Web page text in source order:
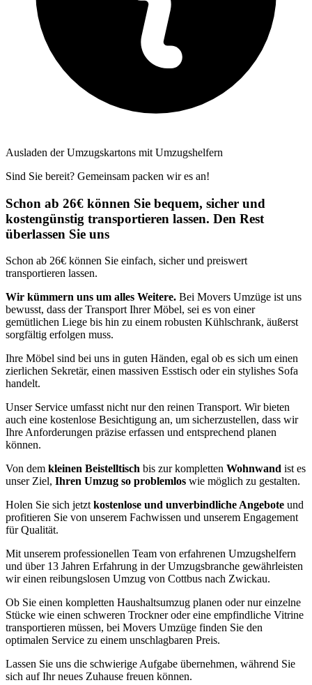
Ausladen der Umzugskartons mit Umzugshelfern
Sind Sie bereit? Gemeinsam packen wir es an!
Schon ab 26€ können Sie bequem, sicher und
kostengünstig transportieren lassen. Den Rest
überlassen Sie uns
Schon ab 26€ können Sie einfach, sicher und preiswert
transportieren lassen.
Wir kümmern uns um alles Weitere. Bei Movers Umzüge ist uns
bewusst, dass der Transport Ihrer Möbel, sei es von einer
gemütlichen Liege bis hin zu einem robusten Kühlschrank, äußerst
sorgfältig erfolgen muss.
Ihre Möbel sind bei uns in guten Händen, egal ob es sich um einen
zierlichen Sekretär, einen massiven Esstisch oder ein stylishes Sofa
handelt.
Unser Service umfasst nicht nur den reinen Transport. Wir bieten
auch eine kostenlose Besichtigung an, um sicherzustellen, dass wir
Ihre Anforderungen präzise erfassen und entsprechend planen
können.
Von dem kleinen Beistelltisch bis zur kompletten Wohnwand ist es
unser Ziel, Ihren Umzug so problemlos wie möglich zu gestalten.
Holen Sie sich jetzt kostenlose und unverbindliche Angebote und
profitieren Sie von unserem Fachwissen und unserem Engagement
für Qualität.
Mit unserem professionellen Team von erfahrenen Umzugshelfern
und über 13 Jahren Erfahrung in der Umzugsbranche gewährleisten
wir einen reibungslosen Umzug von Cottbus nach Zwickau.
Ob Sie einen kompletten Haushaltsumzug planen oder nur einzelne
Stücke wie einen schweren Trockner oder eine empfindliche Vitrine
transportieren müssen, bei Movers Umzüge finden Sie den
optimalen Service zu einem unschlagbaren Preis.
Lassen Sie uns die schwierige Aufgabe übernehmen, während Sie
sich auf Ihr neues Zuhause freuen können.